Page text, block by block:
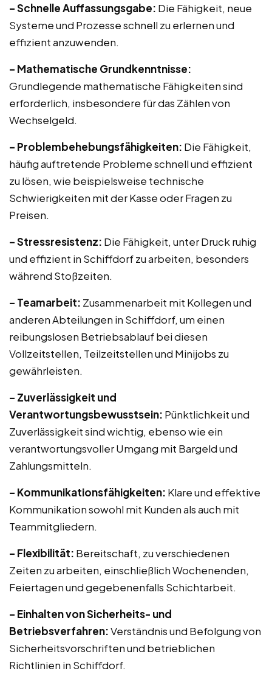
– Schnelle Auffassungsgabe: Die Fähigkeit, neue
Systeme und Prozesse schnell zu erlernen und
effizient anzuwenden.
– Mathematische Grundkenntnisse:
Grundlegende mathematische Fähigkeiten sind
erforderlich, insbesondere für das Zählen von
Wechselgeld.
– Problembehebungsfähigkeiten: Die Fähigkeit,
häufig auftretende Probleme schnell und effizient
zu lösen, wie beispielsweise technische
Schwierigkeiten mit der Kasse oder Fragen zu
Preisen.
– Stressresistenz: Die Fähigkeit, unter Druck ruhig
und effizient in Schiffdorf zu arbeiten, besonders
während Stoßzeiten.
– Teamarbeit: Zusammenarbeit mit Kollegen und
anderen Abteilungen in Schiffdorf, um einen
reibungslosen Betriebsablauf bei diesen
Vollzeitstellen, Teilzeitstellen und Minijobs zu
gewährleisten.
– Zuverlässigkeit und
Verantwortungsbewusstsein: Pünktlichkeit und
Zuverlässigkeit sind wichtig, ebenso wie ein
verantwortungsvoller Umgang mit Bargeld und
Zahlungsmitteln.
– Kommunikationsfähigkeiten: Klare und effektive
Kommunikation sowohl mit Kunden als auch mit
Teammitgliedern.
– Flexibilität: Bereitschaft, zu verschiedenen
Zeiten zu arbeiten, einschließlich Wochenenden,
Feiertagen und gegebenenfalls Schichtarbeit.
– Einhalten von Sicherheits- und
Betriebsverfahren:Verständnis und Befolgung von
Sicherheitsvorschriften und betrieblichen
Richtlinien in Schiffdorf.